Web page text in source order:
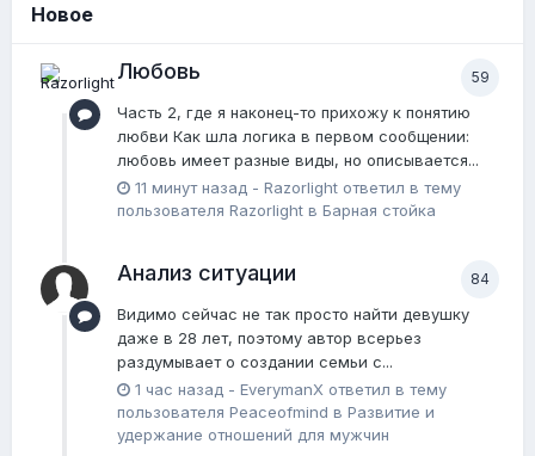
Новое
59
Любовь
Часть 2, где я наконец-то прихожу к понятию
любви Как шла логика в первом сообщении:
любовь имеет разные виды, но описывается...
11 минут назад - Razorlight ответил в тему
пользователя Razorlight в Барная стойка
84
Анализ ситуации
Видимо сейчас не так просто найти девушку
даже в 28 лет, поэтому автор всерьез
раздумывает о создании семьи с...
1 час назад - EverymanX ответил в тему
пользователя Peaceofmind в Pазвитие и
удержание отношений для мужчин